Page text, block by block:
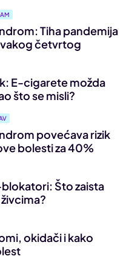
Tiha pandemija
četvrtog
E-cigarete možda
što se misli?
povećava rizik
bolesti za 40%
Što zaista
okidači i kako